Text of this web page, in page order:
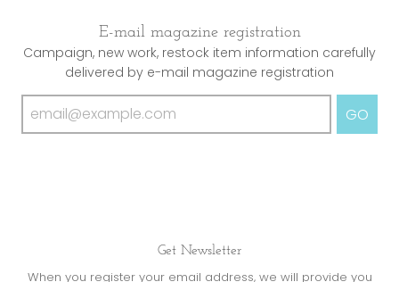
E-mail magazine registration
Campaign, new work, restock item information carefully
delivered by e-mail magazine registration
GO
Get Newsletter
When you register your email address, we will provide you